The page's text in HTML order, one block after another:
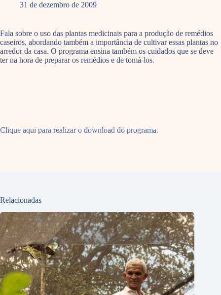
31 de dezembro de 2009
Fala sobre o uso das plantas medicinais para a produção de remédios
caseiros, abordando também a importância de cultivar essas plantas no
arredor da casa. O programa ensina também os cuidados que se deve
ter na hora de preparar os remédios e de tomá-los.
Clique aqui para realizar o download do programa.
Relacionadas